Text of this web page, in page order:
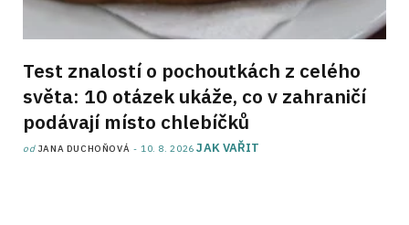
Test znalostí o pochoutkách z celého
světa: 10 otázek ukáže, co v zahraničí
podávají místo chlebíčků
od JANA DUCHOŇOVÁ 10. 8. 2026 JAK VAŘIT